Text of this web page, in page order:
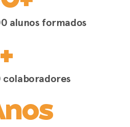
alunos formados
colaboradores